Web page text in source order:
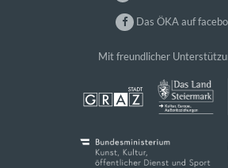
Das ÖKA auf
Mit freundlicher